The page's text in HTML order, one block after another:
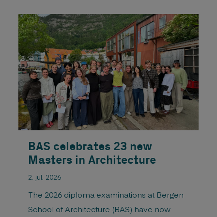
BAS celebrates 23 new
Masters in Architecture
2. jul, 2026
The 2026 diploma examinations at Bergen
School of Architecture (BAS) have now